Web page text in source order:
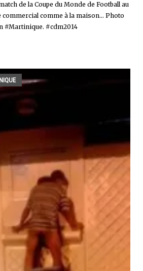
de la Coupe du Monde de Football au
comme à la maison... Photo
#Martinique. #cdm2014